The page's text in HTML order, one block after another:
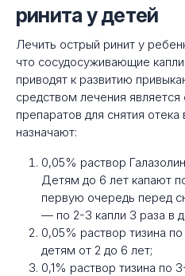
ринита у детей
Лечить острый ринит у
что сосудосуживающие
приводят к развитию
средством лечения
препаратов для снятия
назначают:
0,05% раствор
Детям до 6 лет капают
первую очередь перед
— по 2-3 капли 3 раза в
0,05% раствор тизина
детям от 2 до 6 лет;
0,1% раствор тизина по